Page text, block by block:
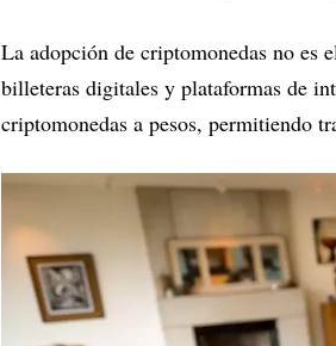
La adopción de criptomonedas no es
billeteras digitales y plataformas de
criptomonedas a pesos, permitiendo